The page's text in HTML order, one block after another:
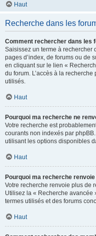
Haut
Recherche dans les
Comment rechercher dans les
Saisissez un terme à rechercher
pages d’index, de forums ou de
en cliquant sur le lien «
du forum. L’accès à la
utilisés.
Haut
Pourquoi ma recherche ne
Votre recherche est
courants non indexés par
utilisant les options disponibles
Haut
Pourquoi ma recherche
Votre recherche renvoie plus de
Utilisez la « Recherche avancée
termes utilisés et des forums
Haut